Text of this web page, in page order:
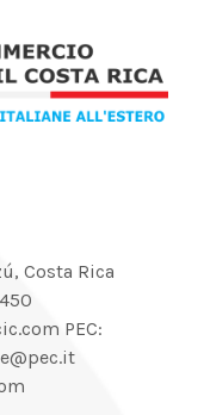
Costa Rica
PEC: